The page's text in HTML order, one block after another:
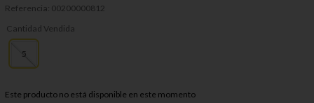
Referencia: 00200000812
Cantidad Vendida
5
Este producto no está disponible en este momento